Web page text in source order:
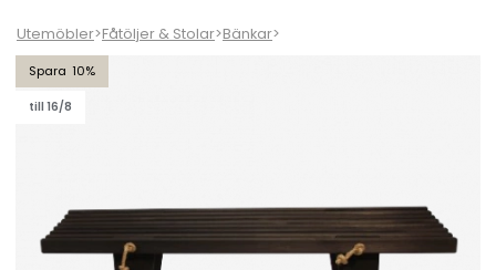
Utemöbler>Fåtöljer & Stolar>Bänkar>
10
till 16/8
Ecobench 120 cm furu oljad - svart